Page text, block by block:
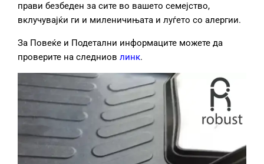
прави безбеден за сите во вашето семејство,
вклучувајќи ги и миленичињата и луѓето со алергии.
За Повеќе и Подетални информаците можете да
проверите на следниов линк.